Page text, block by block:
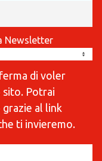
Newsletter
di voler
Potrai
al link
ti invieremo.